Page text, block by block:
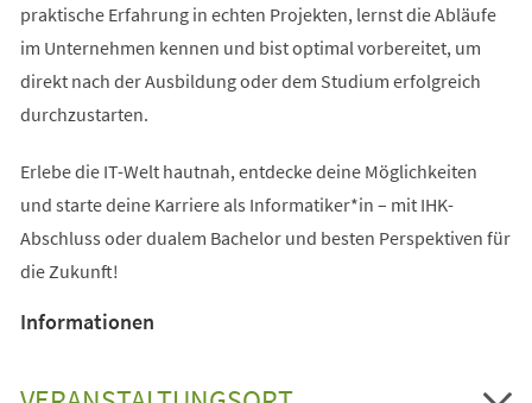
praktische Erfahrung in echten Projekten, lernst die Abläufe
im Unternehmen kennen und bist optimal vorbereitet, um
direkt nach der Ausbildung oder dem Studium erfolgreich
durchzustarten.
Erlebe die IT-Welt hautnah, entdecke deine Möglichkeiten
und starte deine Karriere als Informatiker*in – mit IHK-
Abschluss oder dualem Bachelor und besten Perspektiven für
die Zukunft!
Informationen